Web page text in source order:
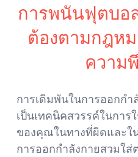
การพนันฟุตบอ
ต้องตามกฎห
ความ
การเดิมพันในการออกก
เป็นเทคนิคสวรรค์ในกา
ของคุณในทางที่ผิดและใ
การออกกำลังกายสวมใ